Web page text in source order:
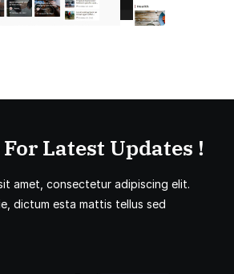
Latest Updates !
amet, consectetur adipiscing elit.
dictum esta mattis tellus sed